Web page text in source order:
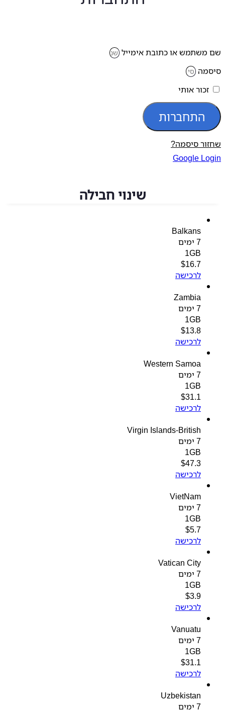
או כתובת אימייל
זכור אותי
התחברות
סיסמה?
Google
שינוי חבילה
Balkans
1GB
$16.7
לרכישה
Zambia
1GB
$13.8
לרכישה
Western Samoa
1GB
$31.1
לרכישה
Virgin Islands-British
1GB
$47.3
לרכישה
VietNam
1GB
$
לרכישה
Vatican City
1GB
$
לרכישה
Vanuatu
1GB
$31.1
לרכישה
Uzbekistan